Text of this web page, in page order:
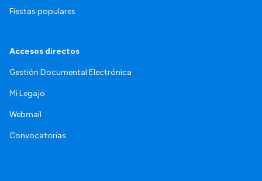
Fiestas populares
Accesos directos
Gestión Documental Electrónica
Mi Legajo
Webmail
Convocatorias